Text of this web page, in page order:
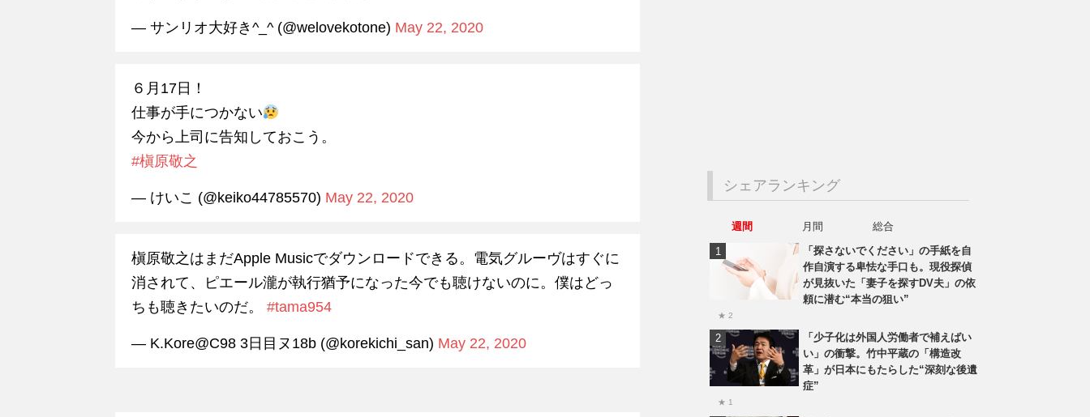
— サンリオ大好き^_^ (@welovekotone) May 22, 2020
６月17日！
仕事が手につかない
今から上司に告知しておこう。
#槇原敬之
— けいこ (@keiko44785570) May 22, 2020
槇原敬之はまだApple Musicでダウンロードできる。電気グルーヴはすぐに
消されて、ピエール瀧が執行猶予になった今でも聴けないのに。僕はどっ
ちも聴きたいのだ。 #tama954
— K.Kore@C98 3日目ヌ18b (@korekichi_san) May 22, 2020
シェアランキング
週間 月間
総合
「探さないでください」の手紙を自
作自演する卑怯な手口も。現役探偵
が見抜いた「妻子を探すDV夫」の依
頼に潜む“本当の狙い”
★ 2
「少子化は外国人労働者で補えばい
い」の衝撃。竹中平蔵の「構造改
革」が日本にもたらした“深刻な後遺
症”
★ 1